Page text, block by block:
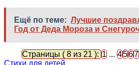
Ещё по теме: Лучшие
Год от Деда Мороза и
Страницы ( 8 из 21 ):1 ... 4567